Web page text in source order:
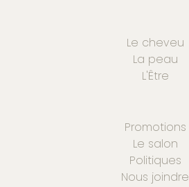
Le cheveu
La peau
L'Être
Promotions
Le salon
Politiques
Nous joindre